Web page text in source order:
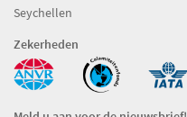
Seychellen
Zekerheden